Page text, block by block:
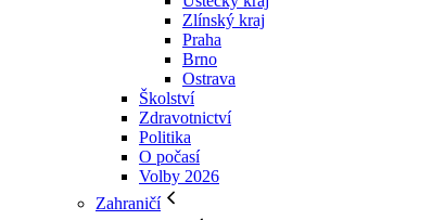
Zlínský kraj
Praha
Brno
Ostrava
Školství
Zdravotnictví
Politika
O počasí
Volby 2026
Zahraničí